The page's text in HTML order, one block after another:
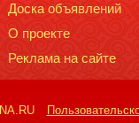
Доска объявлений
О проекте
Реклама на сайте